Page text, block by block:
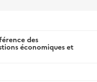
des
économiques et